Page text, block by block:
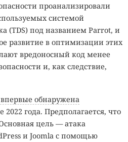
проанализировали
системой
(TDS) под названием Parrot, и
развитие в оптимизации этих
вредоносный код менее
и, как следствие,
обнаружена
года. Предполагается, что
цель — атака
и Joomla с помощью